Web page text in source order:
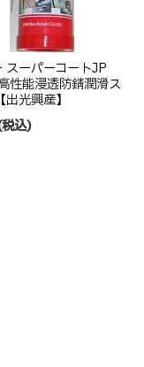
スーパーコートJP
性能浸透防錆潤滑ス
光興産】
込)